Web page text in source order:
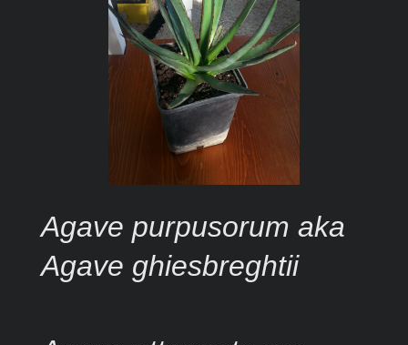
Agave purpusorum aka
Agave ghiesbreghtii